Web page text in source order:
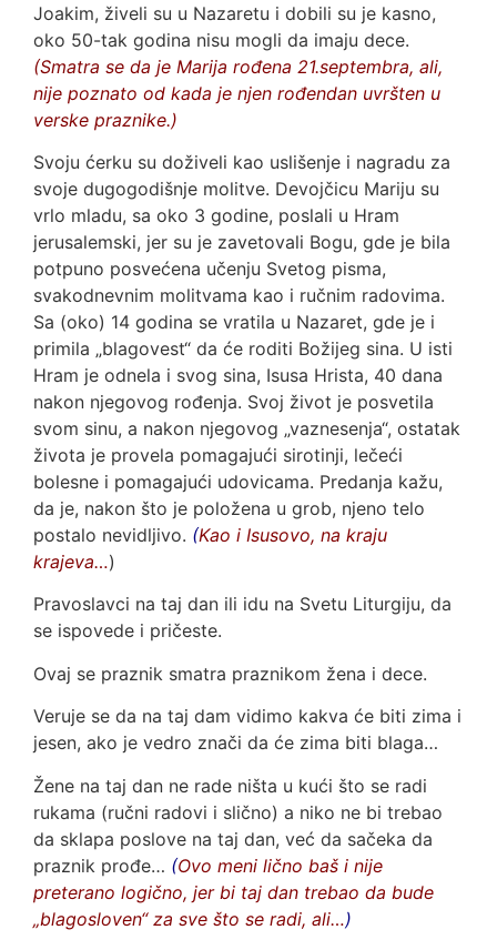
Joakim, živeli su u Nazaretu i dobili su je kasno,
oko 50-tak godina nisu mogli da imaju dece.
(Smatra se da je Marija rođena 21.septembra, ali,
nije poznato od kada je njen rođendan uvršten u
verske praznike.)
Svoju ćerku su doživeli kao uslišenje i nagradu za
svoje dugogodišnje molitve. Devojčicu Mariju su
vrlo mladu, sa oko 3 godine, poslali u Hram
jerusalemski, jer su je zavetovali Bogu, gde je bila
potpuno posvećena učenju Svetog pisma,
svakodnevnim molitvama kao i ručnim radovima.
Sa (oko) 14 godina se vratila u Nazaret, gde je i
primila „blagovest“ da će roditi Božijeg sina. U isti
Hram je odnela i svog sina, Isusa Hrista, 40 dana
nakon njegovog rođenja. Svoj život je posvetila
svom sinu, a nakon njegovog „vaznesenja“, ostatak
života je provela pomagajući sirotinji, lečeći
bolesne i pomagajući udovicama. Predanja kažu,
da je, nakon što je položena u grob, njeno telo
postalo nevidljivo. (Kao i Isusovo, na kraju
krajeva…)
Pravoslavci na taj dan ili idu na Svetu Liturgiju, da
se ispovede i pričeste.
Ovaj se praznik smatra praznikom žena i dece.
Veruje se da na taj dam vidimo kakva će biti zima i
jesen, ako je vedro znači da će zima biti blaga…
Žene na taj dan ne rade ništa u kući što se radi
rukama (ručni radovi i slično) a niko ne bi trebao
da sklapa poslove na taj dan, već da sačeka da
praznik prođe… (Ovo meni lično baš i nije
preterano logično, jer bi taj dan trebao da bude
„blagosloven“ za sve što se radi, ali…)